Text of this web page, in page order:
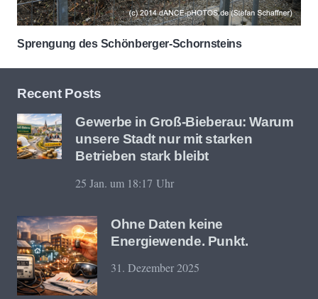
Sprengung des Schönberger-Schornsteins
Recent Posts
Gewerbe in Groß-Bieberau: Warum
unsere Stadt nur mit starken
Betrieben stark bleibt
25 Jan. um 18:17 Uhr
Ohne Daten keine
Energiewende. Punkt.
31. Dezember 2025